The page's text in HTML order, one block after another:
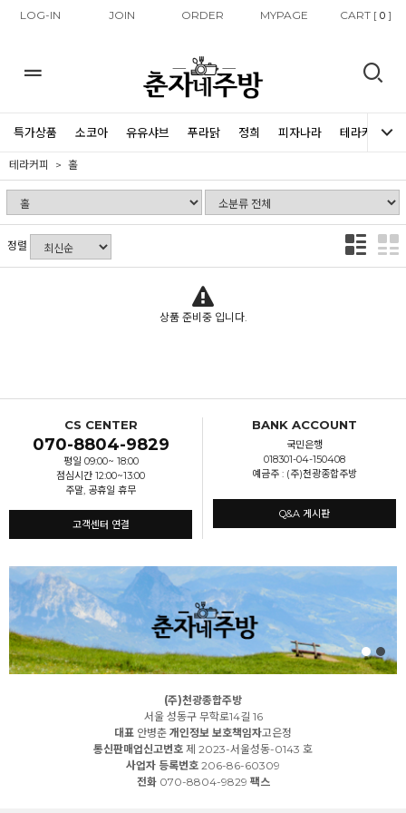
LOG-IN JOIN ORDER MYPAGE CART [ 0]
특가상품 소코아 유유샤브 푸라닭 정희 피자나라 테라커피
테라커피 홀
정렬
상품 준비중 입니다.
CS CENTER
070-8804-9829
평일 09:00~ 18:00
점심시간 12:00~13:00
주말, 공휴일 휴무
고객센터 연결
BANK ACCOUNT
국민은행
018301-04-150408
예금주 : (주)천광종합주방
Q&A 게시판
(주)천광종합주방
서울 성동구 무학로14길 16
대표 안병춘 개인정보 보호책임자고은정
통신판매업신고번호 제 2023-서울성동-0143 호
사업자 등록번호 206-86-60309
전화070-8804-9829 팩스